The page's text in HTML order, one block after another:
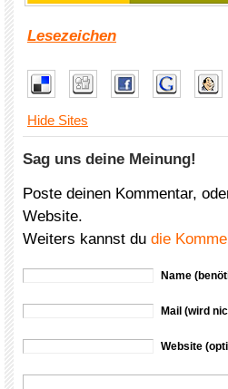
Lesezeichen
Hide Sites
Sag uns deine Meinung!
Poste deinen Kommentar,
Website.
Weiters kannst du die
Name
Mail (wird
Website